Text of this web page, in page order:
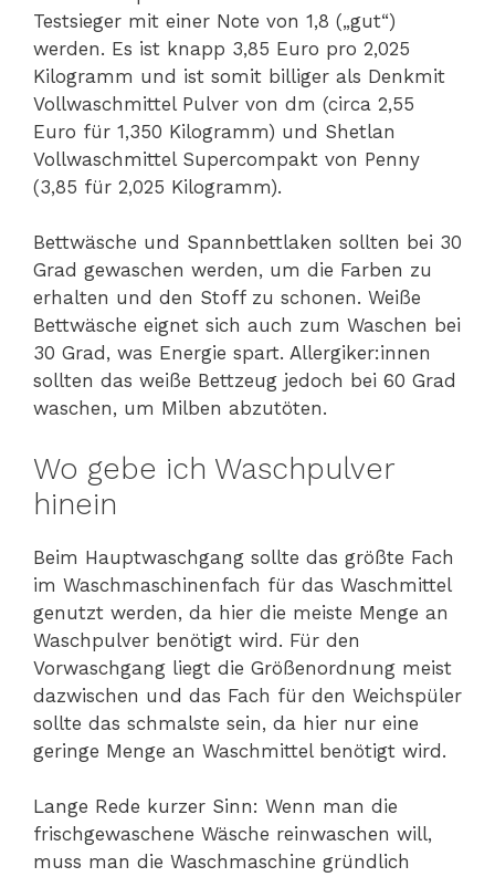
Testsieger mit einer Note von 1,8 („gut“)
werden. Es ist knapp 3,85 Euro pro 2,025
Kilogramm und ist somit billiger als Denkmit
Vollwaschmittel Pulver von dm (circa 2,55
Euro für 1,350 Kilogramm) und Shetlan
Vollwaschmittel Supercompakt von Penny
(3,85 für 2,025 Kilogramm).
Bettwäsche und Spannbettlaken sollten bei 30
Grad gewaschen werden, um die Farben zu
erhalten und den Stoff zu schonen. Weiße
Bettwäsche eignet sich auch zum Waschen bei
30 Grad, was Energie spart. Allergiker:innen
sollten das weiße Bettzeug jedoch bei 60 Grad
waschen, um Milben abzutöten.
Wo gebe ich Waschpulver
hinein
Beim Hauptwaschgang sollte das größte Fach
im Waschmaschinenfach für das Waschmittel
genutzt werden, da hier die meiste Menge an
Waschpulver benötigt wird. Für den
Vorwaschgang liegt die Größenordnung meist
dazwischen und das Fach für den Weichspüler
sollte das schmalste sein, da hier nur eine
geringe Menge an Waschmittel benötigt wird.
Lange Rede kurzer Sinn: Wenn man die
frischgewaschene Wäsche reinwaschen will,
muss man die Waschmaschine gründlich